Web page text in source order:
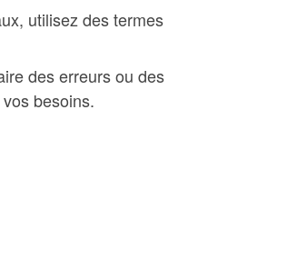
utilisez des termes
des erreurs ou des
besoins.